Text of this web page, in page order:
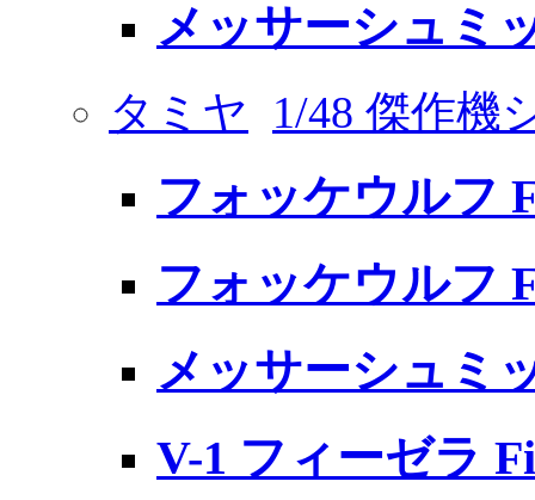
メッサーシュミ
タミヤ 1/48 傑作機
フォッケウルフ
フォッケウルフ
メッサーシュミ
V-1 フィーゼラ